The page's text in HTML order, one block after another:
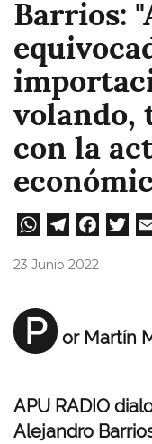
Barrios:
volando,
con la
W
A
pp
Te
m
Fa
23 Junio 2022
P or Martín
APU RADIO
Alejandro